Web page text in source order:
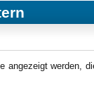
angezeigt werden,